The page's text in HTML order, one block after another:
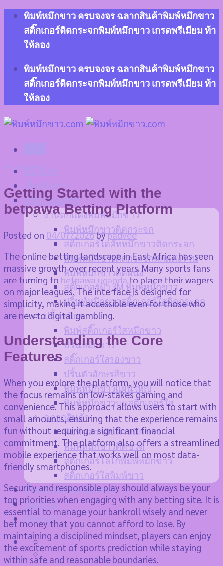
Skip
content
พิมพ์หมึกขาว ครบจงจร ฉลากสินค้าพิมพ์หมึกขาว
สติ๊กเกอร์ติดกระจกพิมพ์หมึกขาว เกรดพรีเมียม ท้า
ให้ลอง
พิมพ์หมึกขาว ครบจงจร ฉลากสินค้าพิมพ์หมึกขาว
สติ๊กเกอร์ติดกระจกพิมพ์หมึกขาว เกรดพรีเมียม ท้า
ให้ลอง
เกี่ยวกับเรา
บริการของเรา
งานตกแต่งพิมพ์หมึกขาว
พิมพ์หมึกขาวติดกระจก
สติ๊กเกอร์ไดคัทหมึกขาวติดกระจก
พิมพ์หมึกขาวติดกระจกตกแต่งร้าน
พิมพ์หมึกขาวติดผนัง
สติ๊กเกอร์ฝ้า 3M พิมพ์หมึกขาว
ปริ้นท์หมึกขาวสติ๊กเกอร์ใสติดกระจก
ปริ้นหมึกขาว
พิมพ์สติ๊กเกอร์ใสหมึกขาว
ปริ้นหมึกขาว
สติ๊กเกอร์ใสรองขาว
ปริ้นตัวอักษรสีขาว
พิมพ์หมึกขาวแผ่นใหญ่
พิมพ์หมึกขาวบนสติ๊กเกอร์ใส
ฉลากสินค้า
พิมพ์ฉลากสินค้าหมึกขาว
พิมพ์หมึกขาวติดขวด
สติ๊กเกอร์โลโก้พิมพ์หมึกขาว
สติ๊กเกอร์ใสพิมพ์ขาว
ขั้นตอนสั่งพิมพ์หมึกขาว
บทความ
ติดต่อเรา
Getting Started with the
betpawa Betting Platform
Posted on 04/07/2026bypadvee
The online betting landscape in East Africa has seen
massive growth over recent years. Many sports fans
are turning to betpawa ugandato place their wagers
on major leagues. The interface is designed for
simplicity, making it accessible even for those who
are new to digital gambling.
Understanding the Core
Features
When you explore the platform, you will notice that
the focus remains on low-stakes gaming and
convenience. This approach allows users to start with
small amounts, ensuring that the experience remains
fun without requiring a significant financial
commitment. The platform also offers a streamlined
mobile experience that works well on most data-
friendly smartphones.
Security and responsible play should always be your
top priorities when engaging with any betting site. It is
essential to manage your bankroll wisely and never
bet money that you cannot afford to lose. By
maintaining a disciplined mindset, players can enjoy
the excitement of sports prediction while staying
within safe and reasonable boundaries.